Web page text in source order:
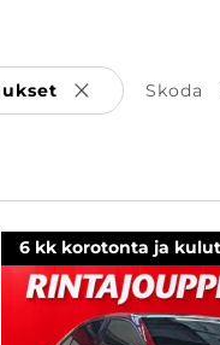
Poista valinta
Skoda
6 kk korotonta ja